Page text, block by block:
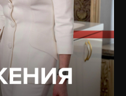
Магазин
Цены
Отзывы
Специалисты
О клинике